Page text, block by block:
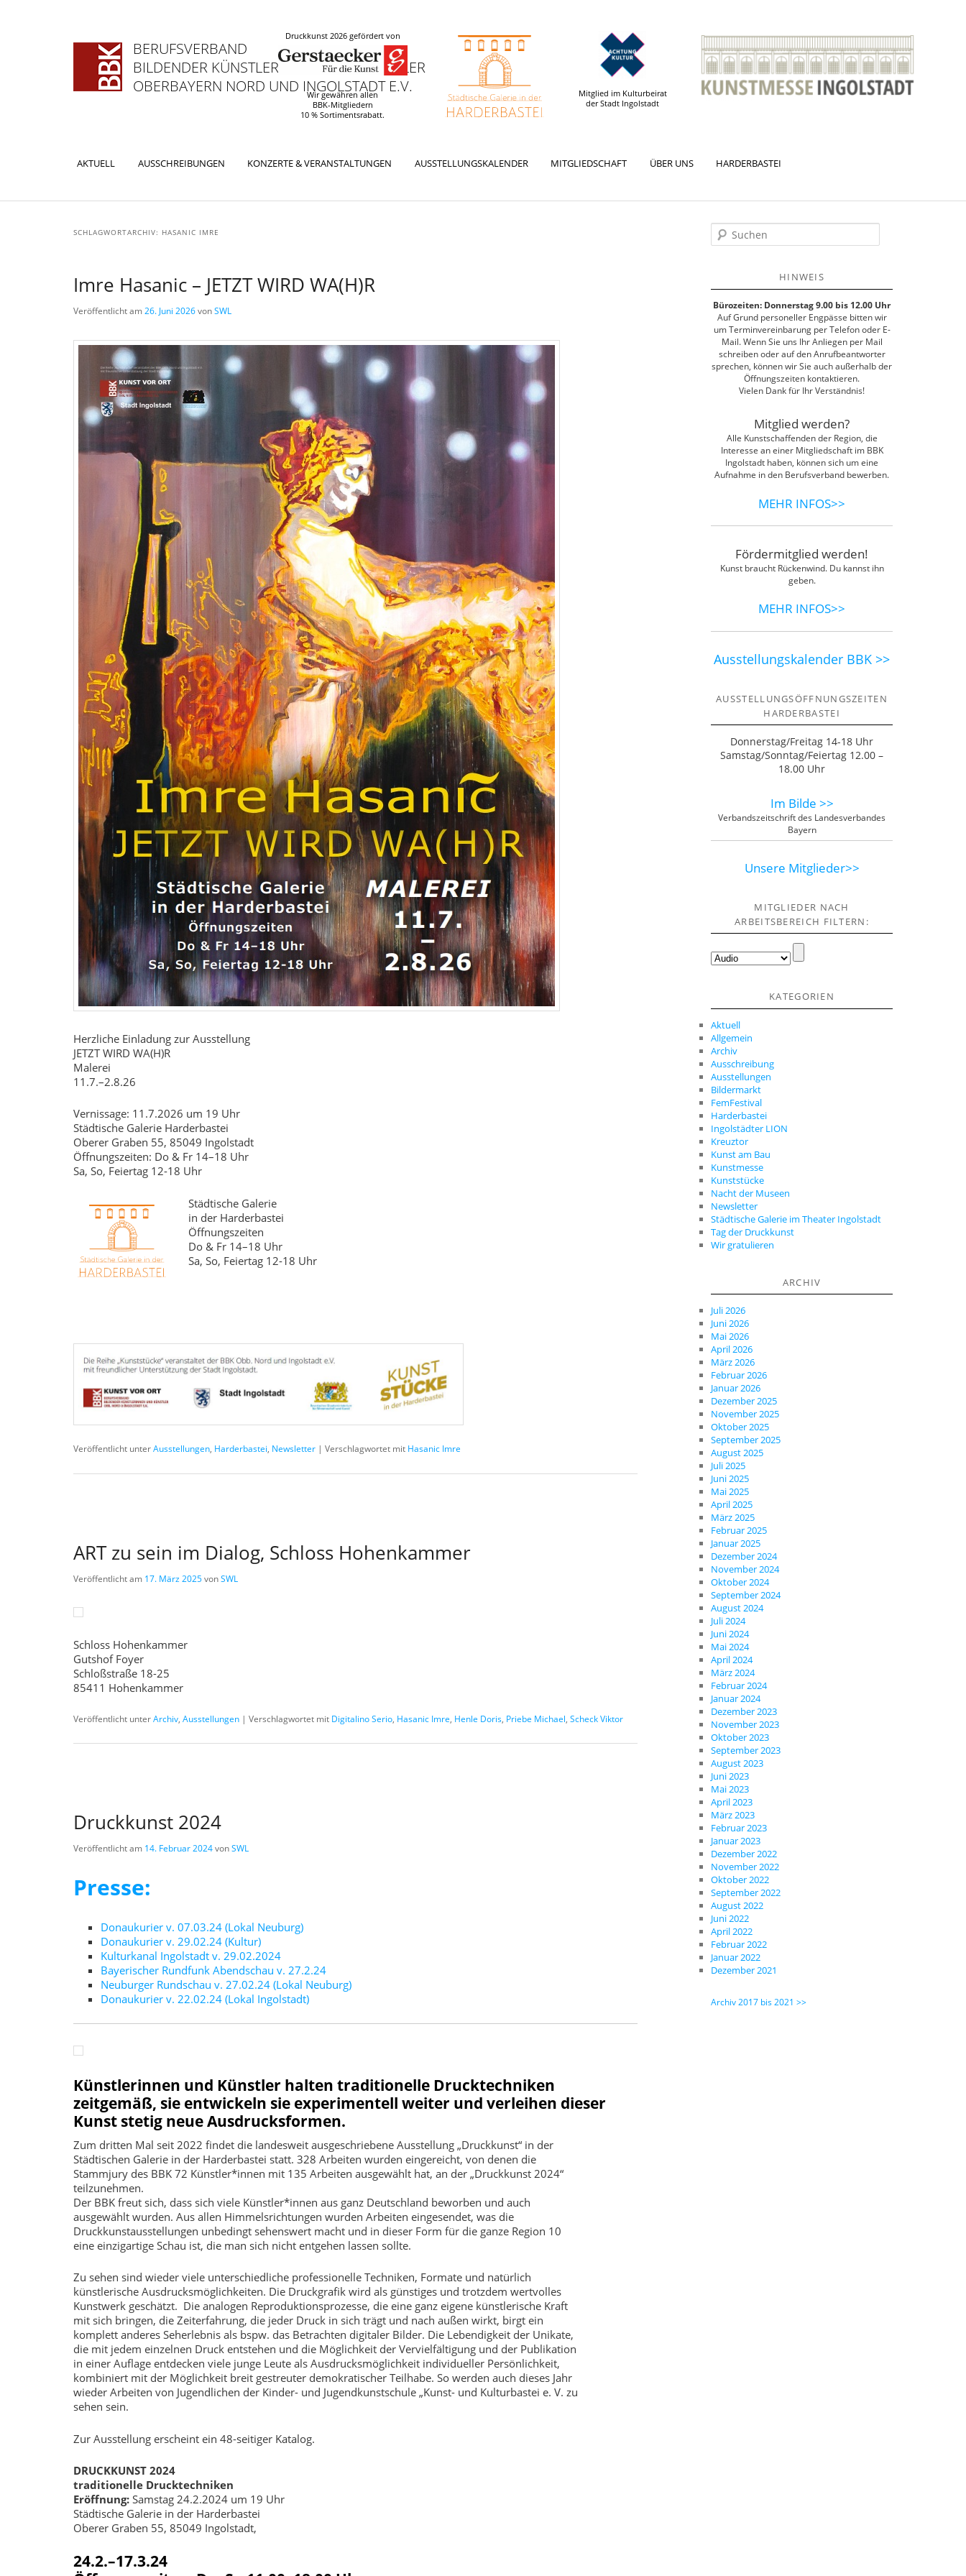
BERUFSVERBAND
BILDENDER KÜNSTLERINNEN UND KÜNSTLER
OBERBAYERN NORD UND INGOLSTADT E.V.
Druckkunst 2026 gefördert von
Wir gewähren allen
BBK-Mitgliedern
10 % Sortimentsrabatt.
Mitglied im Kulturbeirat
der Stadt Ingolstadt
ZUM
PRIMÄREN
INHALT
ZUM
SEKUNDÄREN
INHALT
AKTUELL AUSSCHREIBUNGEN KONZERTE & VERANSTALTUNGEN AUSSTELLUNGSKALENDER MITGLIEDSCHAFT ÜBER UNS HARDERBASTEI
SCHLAGWORTARCHIV: HASANIC IMRE
Imre Hasanic – JETZT WIRD WA(H)R
Veröffentlicht am26. Juni 2026vonSWL
Herzliche Einladung zur Ausstellung
JETZT WIRD WA(H)R
Malerei
11.7.–2.8.26
Vernissage: 11.7.2026 um 19 Uhr
Städtische Galerie Harderbastei
Oberer Graben 55, 85049 Ingolstadt
Öffnungszeiten: Do & Fr 14–18 Uhr
Sa, So, Feiertag 12-18 Uhr
Städtische Galerie
in der Harderbastei
Öffnungszeiten
Do & Fr 14–18 Uhr
Sa, So, Feiertag 12-18 Uhr
Veröffentlicht unterAusstellungen, Harderbastei, Newsletter |Verschlagwortet mit Hasanic Imre
ART zu sein im Dialog, Schloss Hohenkammer
Veröffentlicht am 17. März 2025vonSWL
Schloss Hohenkammer
Gutshof Foyer
Schloßstraße 18-25
85411 Hohenkammer
Veröffentlicht unterArchiv,Ausstellungen |Verschlagwortet mit Digitalino Serio, Hasanic Imre, Henle Doris, Priebe Michael,Scheck Viktor
Druckkunst 2024
Veröffentlicht am 14. Februar 2024vonSWL
Presse:
Donaukurier v. 07.03.24 (Lokal Neuburg)
Donaukurier v. 29.02.24 (Kultur)
Kulturkanal Ingolstadt v. 29.02.2024
Bayerischer Rundfunk Abendschau v. 27.2.24
Neuburger Rundschau v. 27.02.24 (Lokal Neuburg)
Donaukurier v. 22.02.24 (Lokal Ingolstadt)
Künstlerinnen und Künstler halten traditionelle Drucktechniken
zeitgemäß, sie entwickeln sie experimentell weiter und verleihen dieser
Kunst stetig neue Ausdrucksformen.
Zum dritten Mal seit 2022 findet die landesweit ausgeschriebene Ausstellung „Druckkunst“ in der
Städtischen Galerie in der Harderbastei statt. 328 Arbeiten wurden eingereicht, von denen die
Stammjury des BBK 72 Künstler*innen mit 135 Arbeiten ausgewählt hat, an der „Druckkunst 2024“
teilzunehmen.
Der BBK freut sich, dass sich viele Künstler*innen aus ganz Deutschland beworben und auch
ausgewählt wurden. Aus allen Himmelsrichtungen wurden Arbeiten eingesendet, was die
Druckkunstausstellungen unbedingt sehenswert macht und in dieser Form für die ganze Region 10
eine einzigartige Schau ist, die man sich nicht entgehen lassen sollte.
Zu sehen sind wieder viele unterschiedliche professionelle Techniken, Formate und natürlich
künstlerische Ausdrucksmöglichkeiten. Die Druckgrafik wird als günstiges und trotzdem wertvolles
Kunstwerk geschätzt. Die analogen Reproduktionsprozesse, die eine ganz eigene künstlerische Kraft
mit sich bringen, die Zeiterfahrung, die jeder Druck in sich trägt und nach außen wirkt, birgt ein
komplett anderes Seherlebnis als bspw. das Betrachten digitaler Bilder. Die Lebendigkeit der Unikate,
die mit jedem einzelnen Druck entstehen und die Möglichkeit der Vervielfältigung und der Publikation
in einer Auflage entdecken viele junge Leute als Ausdrucksmöglichkeit individueller Persönlichkeit,
kombiniert mit der Möglichkeit breit gestreuter demokratischer Teilhabe. So werden auch dieses Jahr
wieder Arbeiten von Jugendlichen der Kinder- und Jugendkunstschule „Kunst- und Kulturbastei e. V. zu
sehen sein.
Zur Ausstellung erscheint ein 48-seitiger Katalog.
DRUCKKUNST 2024
traditionelle Drucktechniken
Eröffnung: Samstag 24.2.2024 um 19 Uhr
Städtische Galerie in der Harderbastei
Oberer Graben 55, 85049 Ingolstadt,
24.2.–17.3.24
n
HINWEIS
Bürozeiten: Donnerstag 9.00 bis 12.00 Uhr
Auf Grund personeller Engpässe bitten wir
um Terminvereinbarung per Telefon oder E-
Mail. Wenn Sie uns Ihr Anliegen per Mail
schreiben oder auf den Anrufbeantworter
sprechen, können wir Sie auch außerhalb der
Öffnungszeiten kontaktieren.
Vielen Dank für Ihr Verständnis!
Mitglied werden?
Alle Kunstschaffenden der Region, die
Interesse an einer Mitgliedschaft im BBK
Ingolstadt haben, können sich um eine
Aufnahme in den Berufsverband bewerben.
MEHR INFOS>>
Fördermitglied werden!
Kunst braucht Rückenwind. Du kannst ihn
geben.
MEHR INFOS>>
Ausstellungskalender BBK >>
AUSSTELLUNGSÖFFNUNGSZEITEN
HARDERBASTEI
Donnerstag/Freitag 14-18 Uhr
Samstag/Sonntag/Feiertag 12.00 –
18.00 Uhr
Im Bilde >>
Verbandszeitschrift des Landesverbandes
Bayern
Unsere Mitglieder>>
MITGLIEDER NACH
ARBEITSBEREICH FILTERN:
KATEGORIEN
Aktuell
Allgemein
Archiv
Ausschreibung
Ausstellungen
Bildermarkt
FemFestival
Harderbastei
Ingolstädter LION
Kreuztor
Kunst am Bau
Kunstmesse
Kunststücke
Nacht der Museen
Newsletter
Städtische Galerie im Theater Ingolstadt
Tag der Druckkunst
Wir gratulieren
ARCHIV
Juli 2026
Juni 2026
Mai 2026
April 2026
März 2026
Februar 2026
Januar 2026
Dezember 2025
November 2025
Oktober 2025
September 2025
August 2025
Juli 2025
Juni 2025
Mai 2025
April 2025
März 2025
Februar 2025
Januar 2025
Dezember 2024
November 2024
Oktober 2024
September 2024
August 2024
Juli 2024
Juni 2024
Mai 2024
April 2024
März 2024
Februar 2024
Januar 2024
Dezember 2023
November 2023
Oktober 2023
September 2023
August 2023
Juni 2023
Mai 2023
April 2023
März 2023
Februar 2023
Januar 2023
Dezember 2022
November 2022
Oktober 2022
September 2022
August 2022
Juni 2022
April 2022
Februar 2022
Januar 2022
Dezember 2021
Archiv 2017 bis 2021 >>